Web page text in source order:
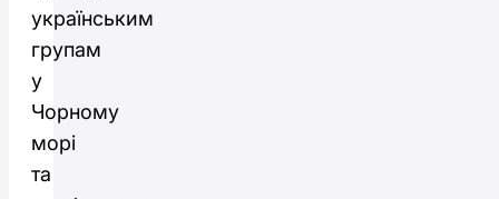
українським
групам
у
Чорному
морі
та